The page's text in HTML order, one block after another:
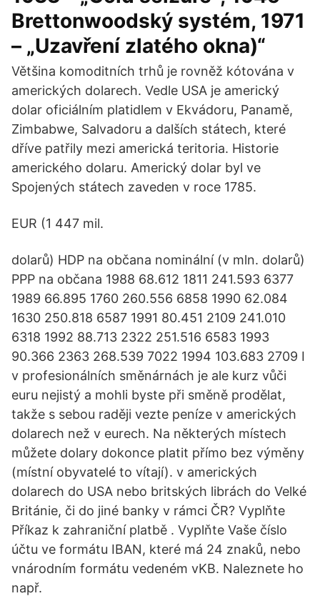
Brettonwoodský systém, 1971
– „Uzavření zlatého okna)“
Většina komoditních trhů je rovněž kótována v
amerických dolarech. Vedle USA je americký
dolar oficiálním platidlem v Ekvádoru, Panamě,
Zimbabwe, Salvadoru a dalších státech, které
dříve patřily mezi americká teritoria. Historie
amerického dolaru. Americký dolar byl ve
Spojených státech zaveden v roce 1785.
EUR (1 447 mil.
dolarů) HDP na občana nominální (v mln. dolarů)
PPP na občana 1988 68.612 1811 241.593 6377
1989 66.895 1760 260.556 6858 1990 62.084
1630 250.818 6587 1991 80.451 2109 241.010
6318 1992 88.713 2322 251.516 6583 1993
90.366 2363 268.539 7022 1994 103.683 2709 I
v profesionálních směnárnách je ale kurz vůči
euru nejistý a mohli byste při směně prodělat,
takže s sebou raději vezte peníze v amerických
dolarech než v eurech. Na některých místech
můžete dolary dokonce platit přímo bez výměny
(místní obyvatelé to vítají). v amerických
dolarech do USA nebo britských librách do Velké
Británie, či do jiné banky v rámci ČR? Vyplňte
Příkaz k zahraniční platbě . Vyplňte Vaše číslo
účtu ve formátu IBAN, které má 24 znaků, nebo
vnárodním formátu vedeném vKB. Naleznete ho
např.